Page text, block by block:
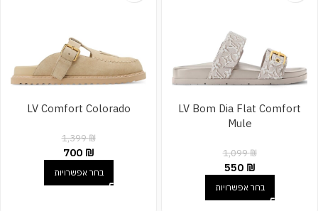
LV Bom Dia Flat Comfort
Mule
1,099₪
550 ₪
בחר אפשרויות
LV Comfort Colorado
1,399₪
700 ₪
בחר אפשרויות